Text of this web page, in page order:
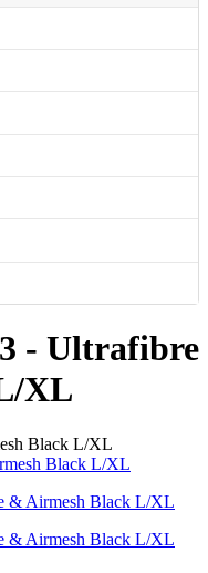
- Ultrafibre
XL
Black L/XL